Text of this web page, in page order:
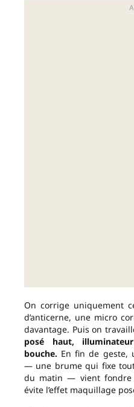
On corrige uniquement
d’anticerne, une micro
davantage. Puis on
posé haut,
bouche. En fin de geste,
— une brume qui fixe
du matin — vient fondre
évite l’effet maquillage